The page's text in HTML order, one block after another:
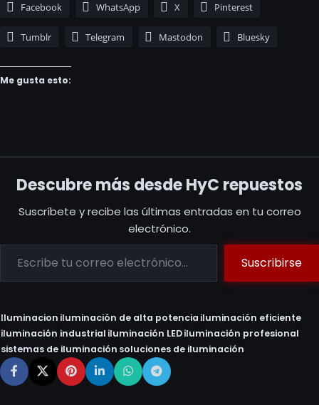
Facebook WhatsApp X Pinterest
Tumblr Telegram Mastodon Bluesky
Me gusta esto:
Descubre más desde HyC repuestos
Suscríbete y recibe las últimas entradas en tu correo
electrónico.
Suscribirse
Iluminacion iluminación de alta potencia iluminación eficiente
iluminación industrial iluminación LEDiluminación profesional
sistemas de iluminación soluciones de iluminación